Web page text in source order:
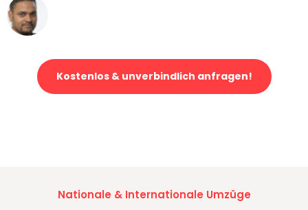
Kostenlos & unverbindlich anfragen!
Nationale & Internationale Umzüge